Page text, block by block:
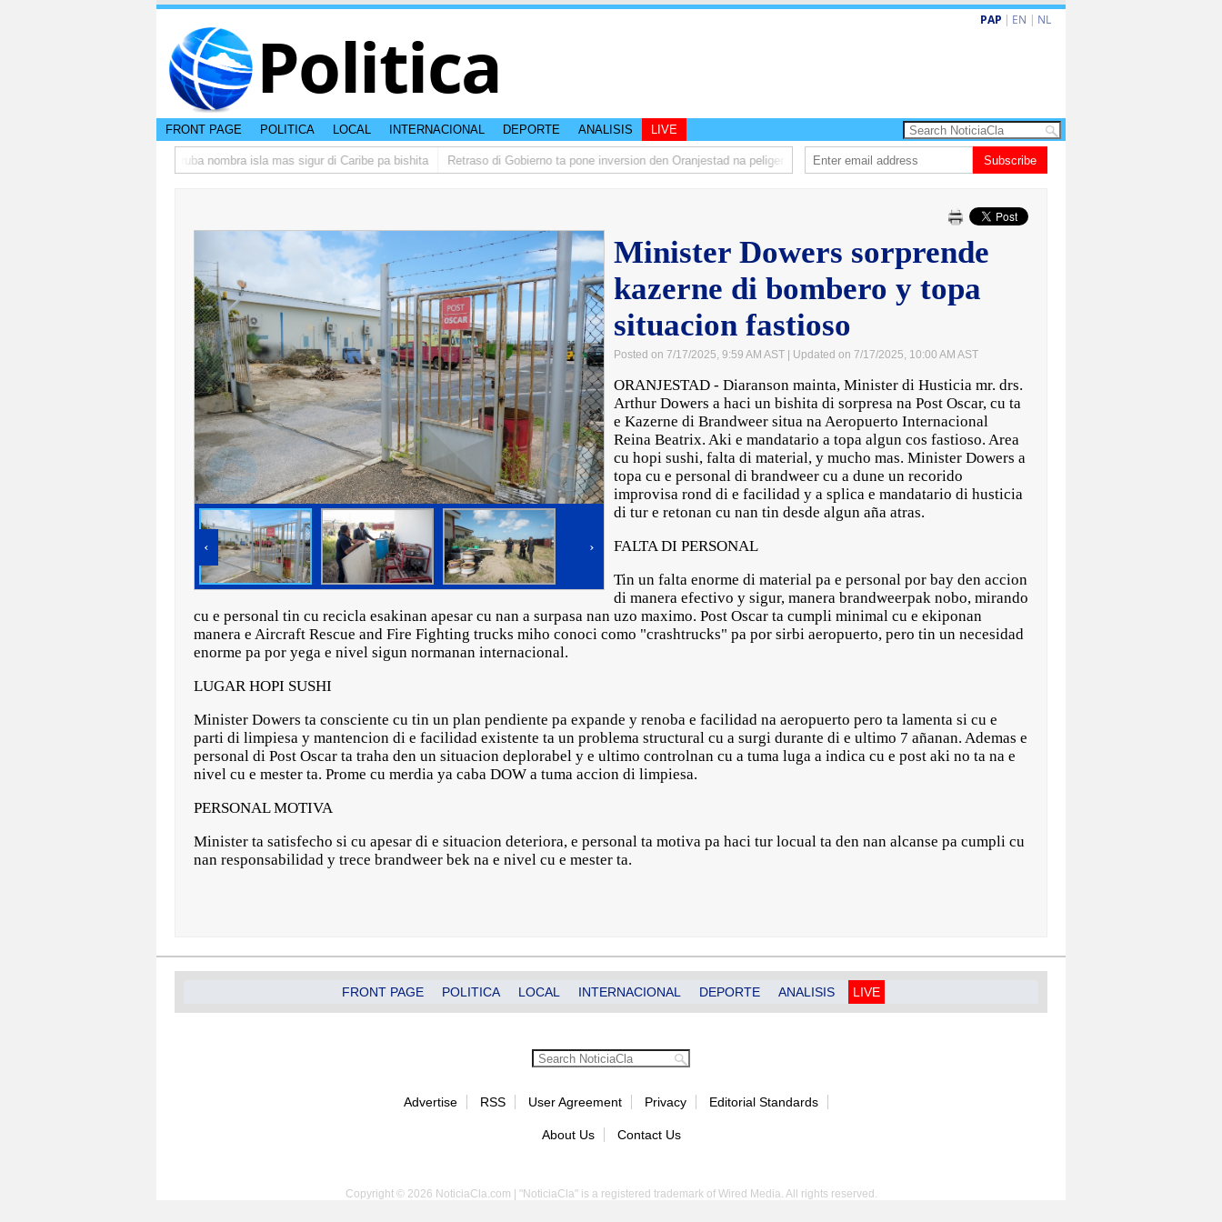
Politica PAP | EN | NL
FRONT PAGE POLITICA LOCAL INTERNACIONAL DEPORTE ANALISIS LIVE
CISI: Aruba nombra isla mas sigur di Caribe pa bishita Retraso di Gobierno ta pone inversion den Oranjestad na peliger Abelardo de la Espriella a huramenta como presidente di Colombia
Subscribe
‹ ›
Minister Dowers sorprende
kazerne di bombero y topa
situacion fastioso
Posted on 7/17/2025, 9:59 AM AST | Updated on 7/17/2025, 10:00 AM AST
ORANJESTAD - Diaranson mainta, Minister di Husticia mr. drs.
Arthur Dowers a haci un bishita di sorpresa na Post Oscar, cu ta
e Kazerne di Brandweer situa na Aeropuerto Internacional
Reina Beatrix. Aki e mandatario a topa algun cos fastioso. Area
cu hopi sushi, falta di material, y mucho mas. Minister Dowers a
topa cu e personal di brandweer cu a dune un recorido
improvisa rond di e facilidad y a splica e mandatario di husticia
di tur e retonan cu nan tin desde algun aña atras.
FALTA DI PERSONAL
Tin un falta enorme di material pa e personal por bay den accion
di manera efectivo y sigur, manera brandweerpak nobo, mirando
cu e personal tin cu recicla esakinan apesar cu nan a surpasa nan uzo maximo. Post Oscar ta cumpli minimal cu e ekiponan
manera e Aircraft Rescue and Fire Fighting trucks miho conoci como "crashtrucks" pa por sirbi aeropuerto, pero tin un necesidad
enorme pa por yega e nivel sigun normanan internacional.
LUGAR HOPI SUSHI
Minister Dowers ta consciente cu tin un plan pendiente pa expande y renoba e facilidad na aeropuerto pero ta lamenta si cu e
parti di limpiesa y mantencion di e facilidad existente ta un problema structural cu a surgi durante di e ultimo 7 añanan. Ademas e
personal di Post Oscar ta traha den un situacion deplorabel y e ultimo controlnan cu a tuma luga a indica cu e post aki no ta na e
nivel cu e mester ta. Prome cu merdia ya caba DOW a tuma accion di limpiesa.
PERSONAL MOTIVA
Minister ta satisfecho si cu apesar di e situacion deteriora, e personal ta motiva pa haci tur locual ta den nan alcanse pa cumpli cu
nan responsabilidad y trece brandweer bek na e nivel cu e mester ta.
FRONT PAGE POLITICA LOCAL INTERNACIONAL DEPORTE ANALISIS LIVE
Advertise RSS User Agreement Privacy Editorial Standards
About Us Contact Us
Copyright © 2026 NoticiaCla.com | "NoticiaCla" is a registered trademark of Wired Media. All rights reserved.